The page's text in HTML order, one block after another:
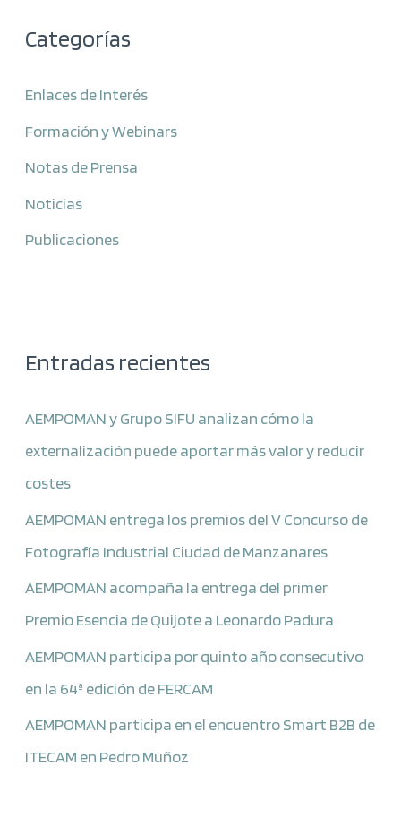
Categorías
Enlaces de Interés
Formación y Webinars
Notas de Prensa
Noticias
Publicaciones
Entradas recientes
AEMPOMAN y Grupo SIFU analizan cómo la
externalización puede aportar más valor y reducir
costes
AEMPOMAN entrega los premios del V Concurso de
Fotografía Industrial Ciudad de Manzanares
AEMPOMAN acompaña la entrega del primer
Premio Esencia de Quijote a Leonardo Padura
AEMPOMAN participa por quinto año consecutivo
en la 64ª edición de FERCAM
AEMPOMAN participa en el encuentro Smart B2B de
ITECAM en Pedro Muñoz